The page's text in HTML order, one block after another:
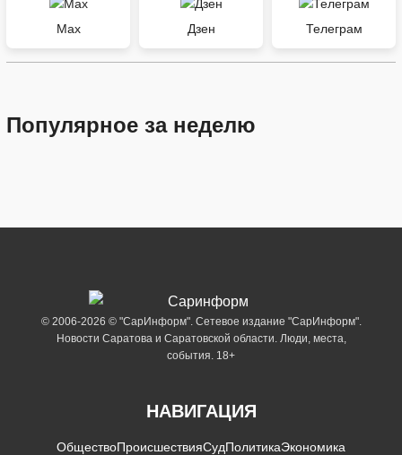
Max Дзен Телеграм
Популярное за неделю
© 2006-2026 © "СарИнформ". Сетевое издание "СарИнформ".
Новости Саратова и Саратовской области. Люди, места,
события. 18+
НАВИГАЦИЯ
ОбществоПроисшествияСудПолитикаЭкономика